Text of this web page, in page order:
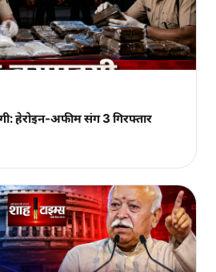
हेरोइन-अफीम संग 3 गिरफ्तार